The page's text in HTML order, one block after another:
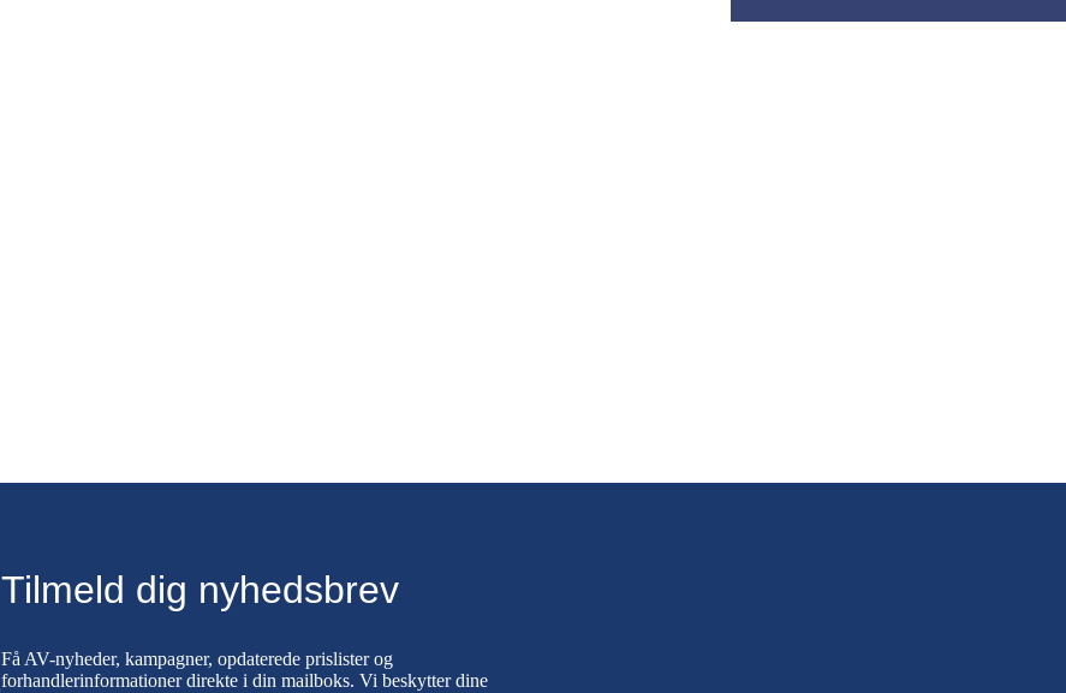
Tilmeld dig nyhedsbrev
Få AV-nyheder, kampagner, opdaterede prislister og
forhandlerinformationer direkte i din mailboks. Vi beskytter dine